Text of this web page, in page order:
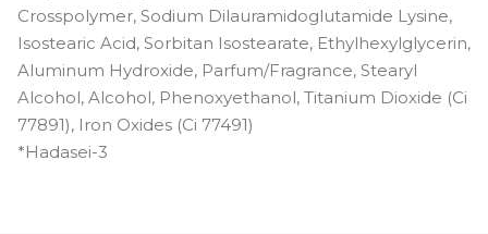
Crosspolymer, Sodium Dilauramidoglutamide Lysine,
Isostearic Acid, Sorbitan Isostearate, Ethylhexylglycerin,
Aluminum Hydroxide, Parfum/Fragrance, Stearyl
Alcohol, Alcohol, Phenoxyethanol, Titanium Dioxide (Ci
77891), Iron Oxides (Ci 77491)
*Hadasei-3